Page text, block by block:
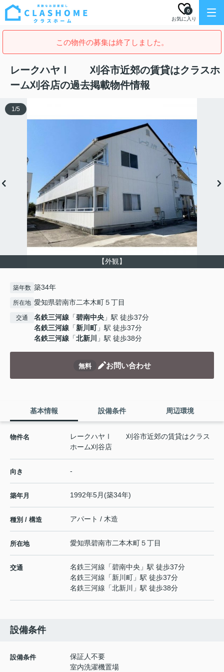
お気に入り
0
この物件の募集は終了しました。
レークハヤⅠ 刈谷市近郊の賃貸はクラスホ
ーム刈谷店の過去掲載物件情報
【外観】
1/5
築年数 築34年
所在地 愛知県碧南市二本木町５丁目
交通 名鉄三河線 「碧南中央 」駅 徒歩37分
名鉄三河線 「新川町」駅 徒歩37分
名鉄三河線 「北新川 」駅 徒歩38分
無料 お問い合わせ
基本情報 設備条件 周辺環境
物件名
レークハヤⅠ 刈谷市近郊の賃貸はクラス
ホーム刈谷店
向き -
築年月 1992年5月(築34年)
種別 / 構造 アパート / 木造
所在地 愛知県碧南市二本木町５丁目
交通 名鉄三河線 「碧南中央 」駅 徒歩37分
名鉄三河線 「新川町 」駅 徒歩37分
名鉄三河線 「北新川 」駅 徒歩38分
設備条件
設備条件
保証人不要
室内洗濯機置場